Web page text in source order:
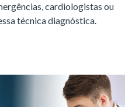
cardiologistas ou
técnica diagnóstica.